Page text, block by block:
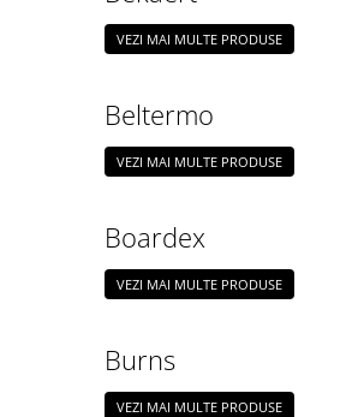
VEZI MAI MULTE PRODUSE
Beltermo
VEZI MAI MULTE PRODUSE
Boardex
VEZI MAI MULTE PRODUSE
Burns
VEZI MAI MULTE PRODUSE